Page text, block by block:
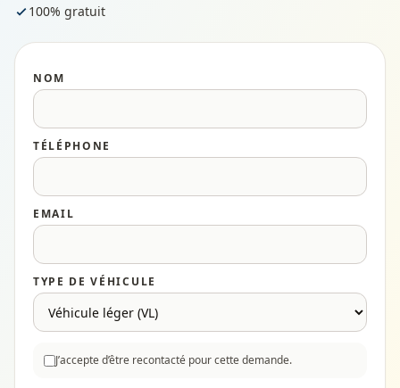
100% gratuit
NOM
TÉLÉPHONE
EMAIL
TYPE DE VÉHICULE
J’accepte d’être recontacté pour cette demande.